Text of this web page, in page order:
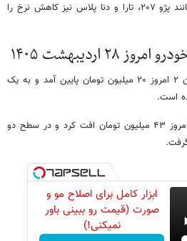
امروز را ثبت کرد و خودروهایی مانند پژو ۲۰۷، تارا و دنا پلاس نیز کاهش نرخ را
اردیبهشت ۱۴۰۵
اقتصادانلاین نوشت: قیمت آریسان ۲ امروز ۲۰ میلیون تومان پایین آمد و به یک
قیمت پژو ۲۰۷ اتوماتیک پانوراما امروز ۴۳ میلیون تومان افت کرد و در سطح دو
ابزار کامل برای اصلاح مو و
صورت (قیمت رو ببینی باور
نمیکنی!)